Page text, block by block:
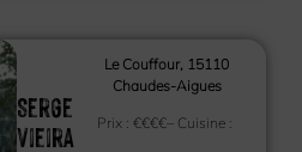
Serge
Vieira
Le Couffour, 15110
Chaudes-Aigues
Prix :€€€€– Cuisine :